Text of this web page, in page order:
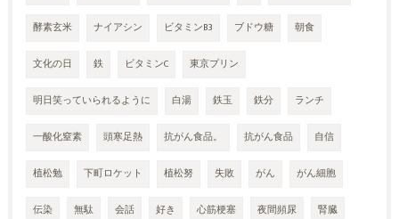
酵素玄米 ナイアシン ビタミンB3 ブドウ糖 朝食
文化の日 鉄 ビタミンC 東京プリン
明日笑っていられるように 白湯 鉄玉 鉄分 ランチ
一酸化窒素 頭寒足熱 抗がん食品。 抗がん食品 自信
植松勉 下町ロケット 植松努 失敗 がん がん細胞
伝染 無駄 会話 好き 心筋梗塞 夜間頻尿 腎臓